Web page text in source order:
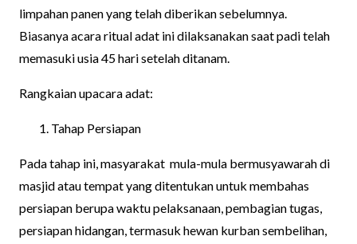
limpahan panen yang telah diberikan sebelumnya.
Biasanya acara ritual adat ini dilaksanakan saat padi telah
memasuki usia 45 hari setelah ditanam.
Rangkaian upacara adat:
Tahap Persiapan
Pada tahap ini, masyarakat mula-mula bermusyawarah di
masjid atau tempat yang ditentukan untuk membahas
persiapan berupa waktu pelaksanaan, pembagian tugas,
persiapan hidangan, termasuk hewan kurban sembelihan,